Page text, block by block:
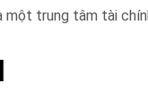
một trung tâm tài